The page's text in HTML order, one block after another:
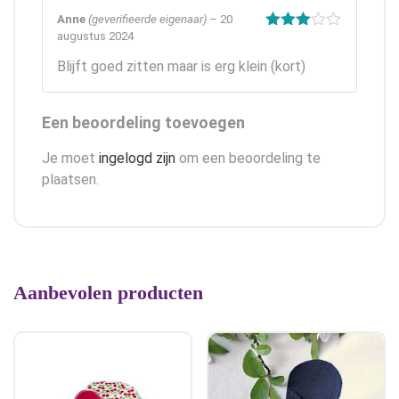
Anne (geverifieerde eigenaar) – 20
augustus 2024
Blijft goed zitten maar is erg klein (kort)
Een beoordeling toevoegen
Je moet ingelogd zijn om een beoordeling te
plaatsen.
Aanbevolen producten